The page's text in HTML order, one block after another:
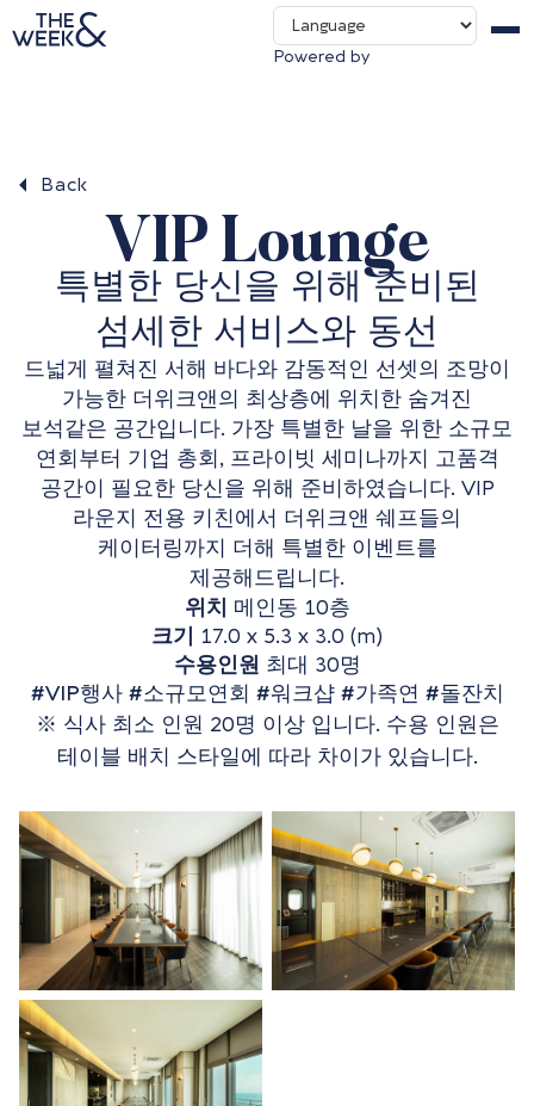
Powered by
THE WOOF&
Back
VIP Lounge
특별한 당신을 위해 준비된
섬세한 서비스와 동선
드넓게 펼쳐진 서해 바다와 감동적인 선셋의 조망이
가능한 더위크앤의 최상층에 위치한 숨겨진
보석같은 공간입니다. 가장 특별한 날을 위한 소규모
연회부터 기업 총회, 프라이빗 세미나까지 고품격
공간이 필요한 당신을 위해 준비하였습니다. VIP
라운지 전용 키친에서 더위크앤 쉐프들의
케이터링까지 더해 특별한 이벤트를
제공해드립니다.
위치 메인동 10층
크기
17.0 x 5.3 x 3.0 (m)
수용인원 최대 30명
#VIP행사 #소규모연회 #워크샵 #가족연 #돌잔치
※ 식사 최소 인원 20명 이상 입니다. 수용 인원은
테이블 배치 스타일에 따라 차이가 있습니다.